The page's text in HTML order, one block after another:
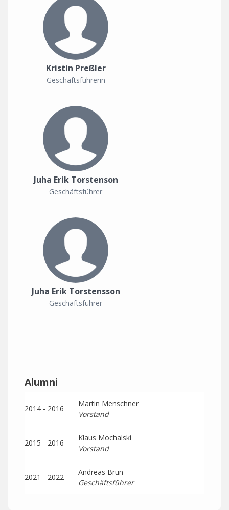
Kristin Preßler
Geschäftsführerin
Juha Erik Torstenson
Geschäftsführer
Juha Erik Torstensson
Geschäftsführer
Alumni
2014 - 2016
Martin Menschner
Vorstand
2015 - 2016
Klaus Mochalski
Vorstand
2021 - 2022
Andreas Brun
Geschäftsführer